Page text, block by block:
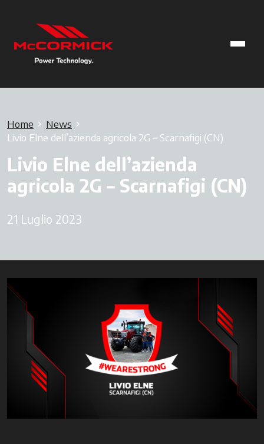
Home
News
Livio Elne dell’azienda agricola 2G – Scarnafigi (CN)
Livio Elne dell’azienda
agricola 2G – Scarnafigi (CN)
21 Luglio 2023